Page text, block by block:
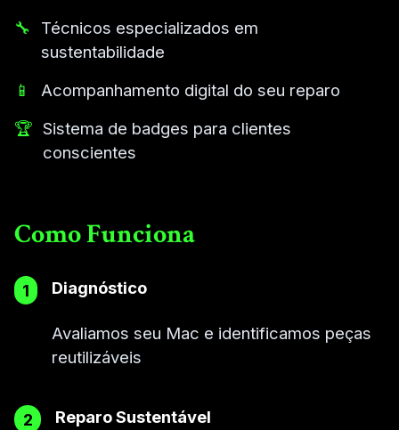
🔧
Técnicos especializados em
sustentabilidade
📱
Acompanhamento digital do seu reparo
🏆 Sistema de badges para clientes
conscientes
Como Funciona
1 Diagnóstico
Avaliamos seu Mac e identificamos peças
reutilizáveis
2 Reparo Sustentável